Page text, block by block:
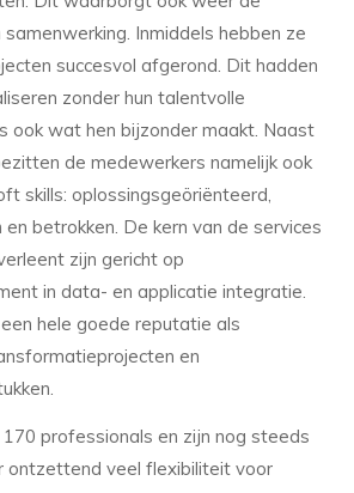
Inmiddels hebben ze
succesvol afgerond. Dit hadden
zonder hun talentvolle
ook wat hen bijzonder maakt. Naast
de medewerkers namelijk ook
skills: oplossingsgeöriënteerd,
betrokken. De kern van de services
zijn gericht op
in data- en applicatie integratie.
hele goede reputatie als
en
170 professionals en zijn nog steeds
ontzettend veel flexibiliteit voor